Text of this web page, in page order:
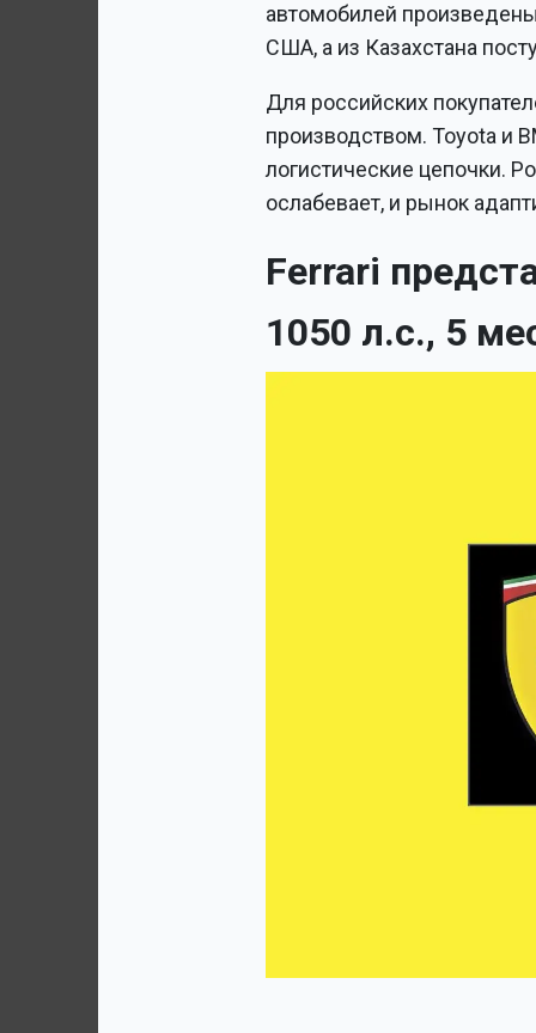
автомобилей
США, а из Казахстана
Для российских
производством. Toyota и
логистические цепочки.
ослабевает, и рынок
Ferrari
1050 л.с., 5